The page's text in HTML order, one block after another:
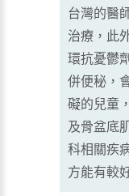
台灣的醫
治療，此
環抗憂鬱
併便秘，
礙的兒童
及骨盆底
科相關疾
方能有較